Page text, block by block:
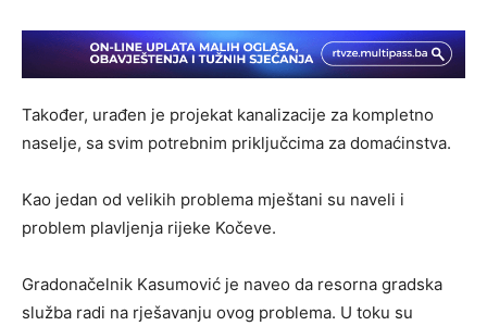
Također, urađen je projekat kanalizacije za kompletno
naselje, sa svim potrebnim priključcima za domaćinstva.
Kao jedan od velikih problema mještani su naveli i
problem plavljenja rijeke Kočeve.
Gradonačelnik Kasumović je naveo da resorna gradska
služba radi na rješavanju ovog problema. U toku su